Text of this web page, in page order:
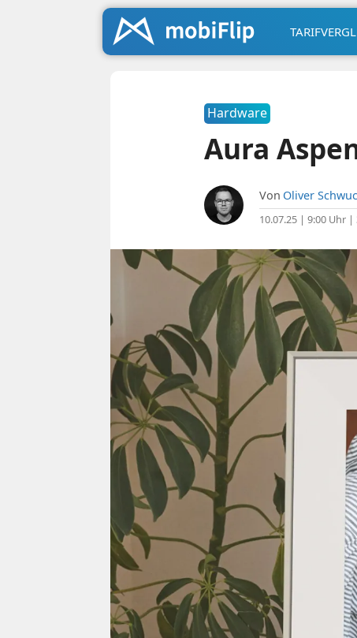
Hardware
Aura
Von Oliver
10.07.25 | 9:00 Uhr|